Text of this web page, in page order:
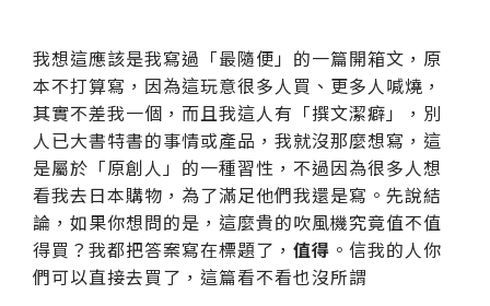
我想這應該是我寫過「最隨便」的一篇開箱文，原
本不打算寫，因為這玩意很多人買、更多人喊燒，
其實不差我一個，而且我這人有「撰文潔癖」，別
人已大書特書的事情或產品，我就沒那麼想寫，這
是屬於「原創人」的一種習性，不過因為很多人想
看我去日本購物，為了滿足他們我還是寫。先說結
論，如果你想問的是，這麼貴的吹風機究竟值不值
得買？我都把答案寫在標題了， 值得 。信我的人你
們可以直接去買了，這篇看不看也沒所謂